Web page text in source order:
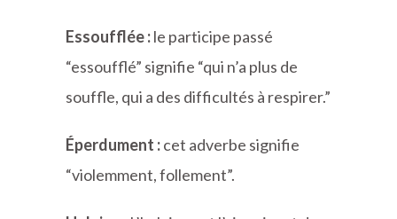
Essoufflée :le participe passé
“essoufflé” signifie “qui n’a plus de
souffle, qui a des difficultés à respirer.”
Éperdument :cet adverbe signifie
“violemment, follement”.